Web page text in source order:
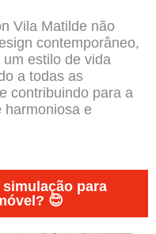
Vila Matilde não
contemporâneo,
estilo de vida
a todas as
contribuindo para a
harmoniosa e
para
😊